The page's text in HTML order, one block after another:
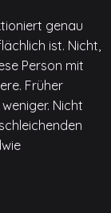
genau
ist. Nicht,
Person mit
Früher
Nicht